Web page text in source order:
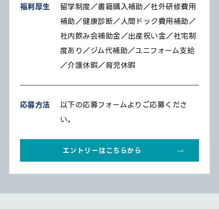
福利厚生
留学制度／書籍購入補助／社外研修費用
補助／健康診断／人間ドック費用補助／
社内飲み会補助金／出産祝い金／社宅制
度あり／ジム代補助／ユニフォーム支給
／介護休暇／育児休暇
応募方法
以下の応募フォームよりご応募くださ
い。
エントリーはこちらから